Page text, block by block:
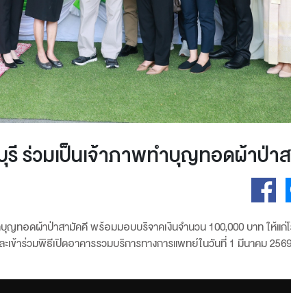
ร่วมเป็นเจ้าภาพทำบุญทอดผ้าป่า
ญทอดผ้าป่าสามัคคี พร้อมมอบบริจาคเงินจำนวน 100,000 บาท ให้แก่
ข้าร่วมพิธีเปิดอาคารรวมบริการทางการแพทย์ในวันที่ 1 มีนาคม 2569